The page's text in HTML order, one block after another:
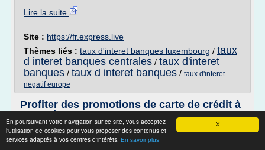
X
En poursuivant votre navigation sur ce site, vous acceptez
l'utilisation de cookies pour vous proposer des contenus et
services adaptés à vos centres d'intérêts. En savoir plus
Lire la suite
Site : https://fr.express.live
Thèmes liés : taux d'interet banques luxembourg / taux
d interet banques centrales / taux d'interet
banques / taux d interet banques / taux d'interet
negatif europe
Profiter des promotions de carte de crédit à
Profiter des promotions de carte de crédit à 0% et éviter les
pièges